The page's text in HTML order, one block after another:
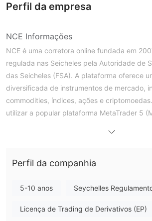
Perfil da empresa
NCE Informações
NCE é uma corretora online fundada em
regulada nas Seicheles pela Autoridade de
das Seicheles (FSA). A plataforma oferece
diversificada de instrumentos de mercado,
commodities, índices, ações e
utilizar a popular plataforma MetaTrader 5
necessário para começar a negociar é de
contato.
Prós e ContrasO NCE é Legítimo?
Perfil da companhia
5-10 anos Seychelles
Licença de Trading de Derivativos (EP)